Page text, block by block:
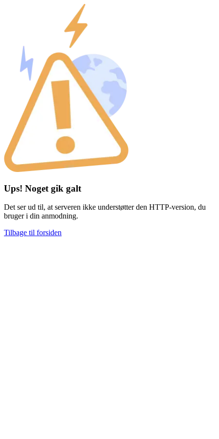
Ups! Noget gik galt
Det ser ud til, at serveren ikke understøtter den HTTP-version, du
bruger i din anmodning.
Tilbage til forsiden